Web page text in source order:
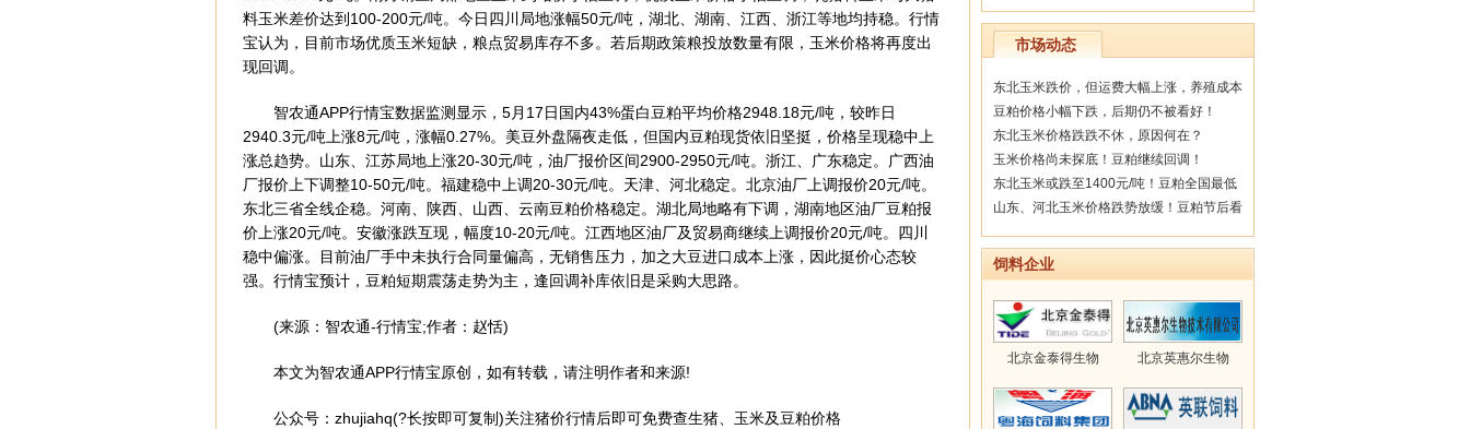
料玉米差价达到100-200元/吨。今日四川局地涨幅50元/吨，湖北、湖南、江西、浙江等地均持稳。行情
宝认为，目前市场优质玉米短缺，粮点贸易库存不多。若后期政策粮投放数量有限，玉米价格将再度出
现回调。
智农通APP行情宝数据监测显示，5月17日国内43%蛋白豆粕平均价格2948.18元/吨，较昨日
2940.3元/吨上涨8元/吨，涨幅0.27%。美豆外盘隔夜走低，但国内豆粕现货依旧坚挺，价格呈现稳中上
涨总趋势。山东、江苏局地上涨20-30元/吨，油厂报价区间2900-2950元/吨。浙江、广东稳定。广西油
厂报价上下调整10-50元/吨。福建稳中上调20-30元/吨。天津、河北稳定。北京油厂上调报价20元/吨。
东北三省全线企稳。河南、陕西、山西、云南豆粕价格稳定。湖北局地略有下调，湖南地区油厂豆粕报
价上涨20元/吨。安徽涨跌互现，幅度10-20元/吨。江西地区油厂及贸易商继续上调报价20元/吨。四川
稳中偏涨。目前油厂手中未执行合同量偏高，无销售压力，加之大豆进口成本上涨，因此挺价心态较
强。行情宝预计，豆粕短期震荡走势为主，逢回调补库依旧是采购大思路。
(来源：智农通-行情宝;作者：赵恬)
本文为智农通APP行情宝原创，如有转载，请注明作者和来源!
公众号：zhujiahq(?长按即可复制)关注猪价行情后即可免费查生猪、玉米及豆粕价格
市场动态
东北玉米跌价，但运费大幅上涨，养殖成本
豆粕价格小幅下跌，后期仍不被看好！
东北玉米价格跌跌不休，原因何在？
玉米价格尚未探底！豆粕继续回调！
东北玉米或跌至1400元/吨！豆粕全国最低
山东、河北玉米价格跌势放缓！豆粕节后看
饲料企业
北京金泰得生物 北京英惠尔生物